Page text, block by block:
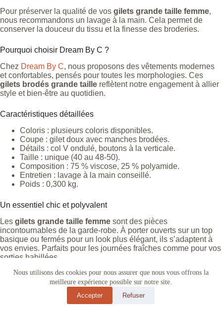
Nous utilisons des cookies pour nous assurer que nous vous offrons la
meilleure expérience possible sur notre site.
Accepter
Refuser
Pour préserver la qualité de vos gilets grande taille femme,
nous recommandons un lavage à la main. Cela permet de
conserver la douceur du tissu et la finesse des broderies.
Pourquoi choisir Dream By C ?
Chez Dream By C, nous proposons des vêtements modernes
et confortables, pensés pour toutes les morphologies. Ces
gilets brodés grande taille reflètent notre engagement à allier
style et bien-être au quotidien.
Caractéristiques détaillées
Coloris : plusieurs coloris disponibles.
Coupe : gilet doux avec manches brodées.
Détails : col V ondulé, boutons à la verticale.
Taille : unique (40 au 48-50).
Composition : 75 % viscose, 25 % polyamide.
Entretien : lavage à la main conseillé.
Poids : 0,300 kg.
Un essentiel chic et polyvalent
Les gilets grande taille femme sont des pièces
incontournables de la garde-robe. À porter ouverts sur un top
basique ou fermés pour un look plus élégant, ils s’adaptent à
vos envies. Parfaits pour les journées fraîches comme pour vos
sorties habillées.
Pour plus d’inspirations sur les gilets tendances et grandes
tailles, consultezMarie Claire Mode, une référence